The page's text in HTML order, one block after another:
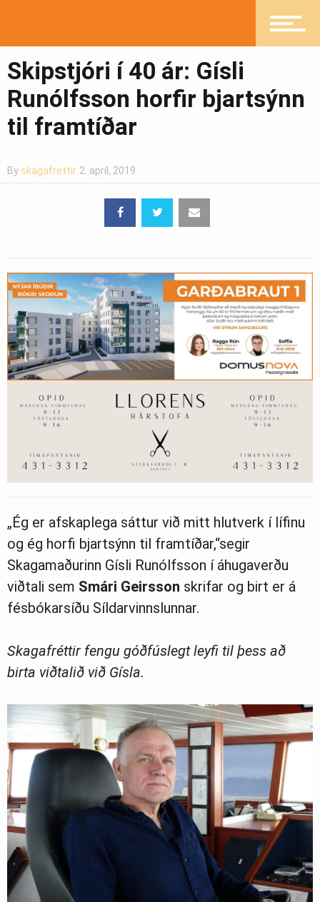
Skipstjóri í 40 ár: Gísli
Runólfsson horfir bjartsýnn
til framtíðar
By skagafrettir 2. apríl, 2019
„Ég er afskaplega sáttur við mitt hlutverk í lífinu
og ég horfi bjartsýnn til framtíðar,“segir
Skagamaðurinn Gísli Runólfsson í áhugaverðu
viðtali sem Smári Geirsson skrifar og birt er á
fésbókarsíðu Síldarvinnslunnar.
Skagafréttir fengu góðfúslegt leyfi til þess að
birta viðtalið við Gísla.